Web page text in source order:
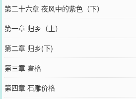
第二十六章 夜风中的紫色（下）
第一章 归乡（上）
第二章 归乡(下)
第三章 霍格
第四章 石雕价格